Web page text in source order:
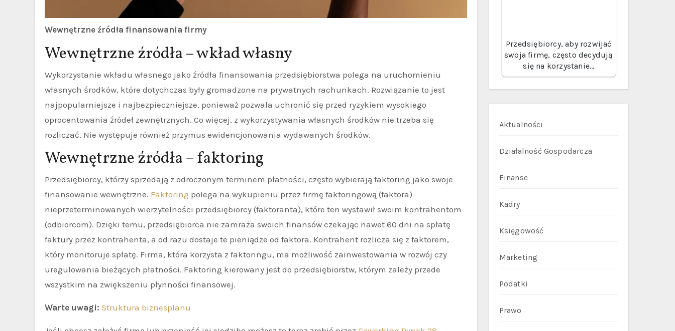
Wewnętrzne źródła finansowania firmy
Wewnętrzne źródła – wkład własny
Wykorzystanie wkładu własnego jako źródła finansowania przedsiębiorstwa polega na uruchomieniu
własnych środków, które dotychczas były gromadzone na prywatnych rachunkach. Rozwiązanie to jest
najpopularniejsze i najbezpieczniejsze, ponieważ pozwala uchronić się przed ryzykiem wysokiego
oprocentowania źródeł zewnętrznych. Co więcej, z wykorzystywania własnych środków nie trzeba się
rozliczać. Nie występuje również przymus ewidencjonowania wydawanych środków.
Wewnętrzne źródła – faktoring
Przedsiębiorcy, którzy sprzedają z odroczonym terminem płatności, często wybierają faktoring jako swoje
finansowanie wewnętrzne. Faktoring polega na wykupieniu przez firmę faktoringową (faktora)
nieprzeterminowanych wierzytelności przedsiębiorcy (faktoranta), które ten wystawił swoim kontrahentom
(odbiorcom). Dzięki temu, przedsiębiorca nie zamraża swoich finansów czekając nawet 60 dni na spłatę
faktury przez kontrahenta, a od razu dostaje te pieniądze od faktora. Kontrahent rozlicza się z faktorem,
który monitoruje spłatę. Firma, która korzysta z faktoringu, ma możliwość zainwestowania w rozwój czy
uregulowania bieżących płatności. Faktoring kierowany jest do przedsiębiorstw, którym zależy przede
wszystkim na zwiększeniu płynności finansowej.
Warte uwagi: Struktura biznesplanu
Przedsiębiorcy, aby rozwijać
swoja firmę, często decydują
się na korzystanie…
Aktualności
Działalność Gospodarcza
Finanse
Kadry
Księgowość
Marketing
Podatki
Prawo